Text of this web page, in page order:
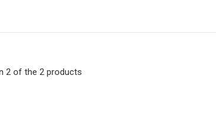
2 of the 2 products